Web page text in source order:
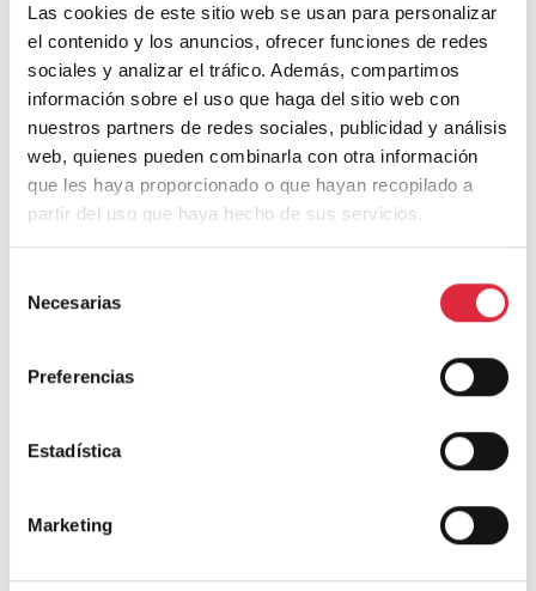
Las cookies de este sitio web se usan para personalizar
el contenido y los anuncios, ofrecer funciones de redes
sociales y analizar el tráfico. Además, compartimos
información sobre el uso que haga del sitio web con
nuestros partners de redes sociales, publicidad y análisis
web, quienes pueden combinarla con otra información
que les haya proporcionado o que hayan recopilado a
partir del uso que haya hecho de sus servicios.
Necesarias
Preferencias
Estadística
Marketing
Instagram
Madera y Construcción